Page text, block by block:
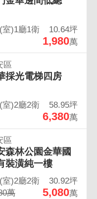
室)1廳1衛 10.64坪
1,980萬
區
採光電梯四房
室)2廳2衛 58.95坪
6,380萬
區
森林公園金華國
裝潢純一樓
室)2廳2衛
30.92坪
萬
5,080萬